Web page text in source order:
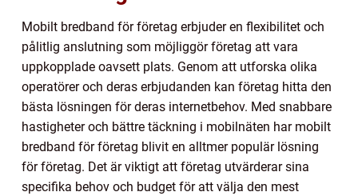
Mobilt bredband för företag erbjuder en flexibilitet och
pålitlig anslutning som möjliggör företag att vara
uppkopplade oavsett plats. Genom att utforska olika
operatörer och deras erbjudanden kan företag hitta den
bästa lösningen för deras internetbehov. Med snabbare
hastigheter och bättre täckning i mobilnäten har mobilt
bredband för företag blivit en alltmer populär lösning
för företag. Det är viktigt att företag utvärderar sina
specifika behov och budget för att välja den mest